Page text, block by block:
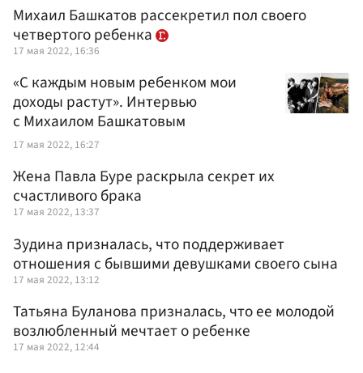
Михаил Башкатов рассекретил пол своего
четвертого ребенка
17 мая 2022, 16:36
«С каждым новым ребенком мои
доходы растут». Интервью
с Михаилом Башкатовым
17 мая 2022, 16:27
Жена Павла Буре раскрыла секрет их
счастливого брака
17 мая 2022, 13:37
Зудина призналась, что поддерживает
отношения с бывшими девушками своего сына
17 мая 2022, 13:12
Татьяна Буланова призналась, что ее молодой
возлюбленный мечтает о ребенке
17 мая 2022, 12:44